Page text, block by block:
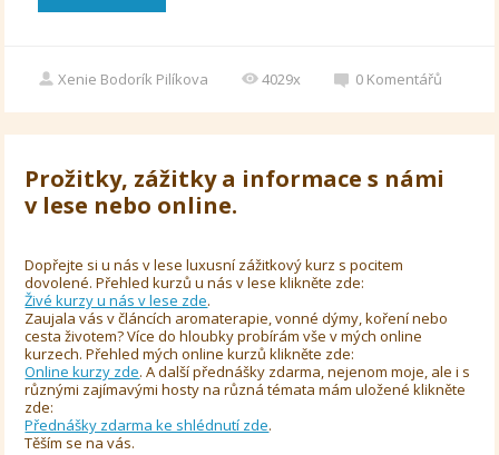
Xenie Bodorík Pilíkova 4029x 0 Komentářů
Prožitky, zážitky a informace s námi
v lese nebo online.
Dopřejte si u nás v lese luxusní zážitkový kurz s pocitem
dovolené. Přehled kurzů u nás v lese klikněte zde:
Živé kurzy u nás v lese zde.
Zaujala vás v článcích aromaterapie, vonné dýmy, koření nebo
cesta životem? Více do hloubky probírám vše v mých online
kurzech. Přehled mých online kurzů klikněte zde:
Online kurzy zde. A další přednášky zdarma, nejenom moje, ale i s
různými zajímavými hosty na různá témata mám uložené klikněte
zde:
Přednášky zdarma ke shlédnutí zde.
Těším se na vás.